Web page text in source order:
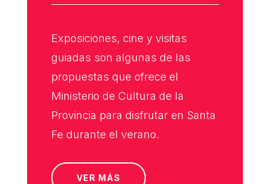
Exposiciones, cine y visitas
guiadas son algunas de las
propuestas que ofrece el
Ministerio de Cultura de la
Provincia para disfrutar en Santa
Fe durante el verano.
VER MÁS